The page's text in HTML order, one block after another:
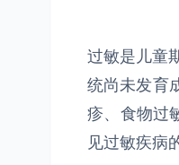
过敏是儿童
统尚未发育
疹、食物过
见过敏疾病